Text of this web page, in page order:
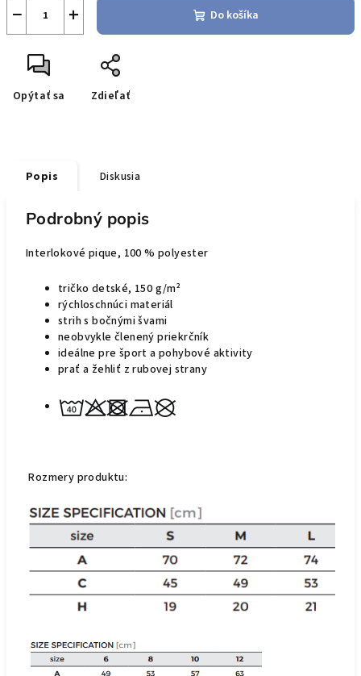
+
− Do košíka
Opýtať sa Zdieľať
Popis Diskusia
Podrobný popis
Interlokové pique, 100 % polyester
tričko detské, 150 g/m²
rýchloschnúci materiál
strih s bočnými švami
neobvykle členený priekrčník
ideálne pre šport a pohybové aktivity
prať a žehliť z rubovej strany
Rozmery produktu: